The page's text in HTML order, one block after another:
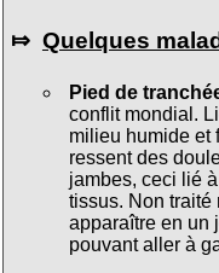
⤇ Quelques
Pied de
conflit mondial.
milieu humide et
ressent des
jambes, ceci lié
tissus. Non traité
apparaître en un
pouvant aller à